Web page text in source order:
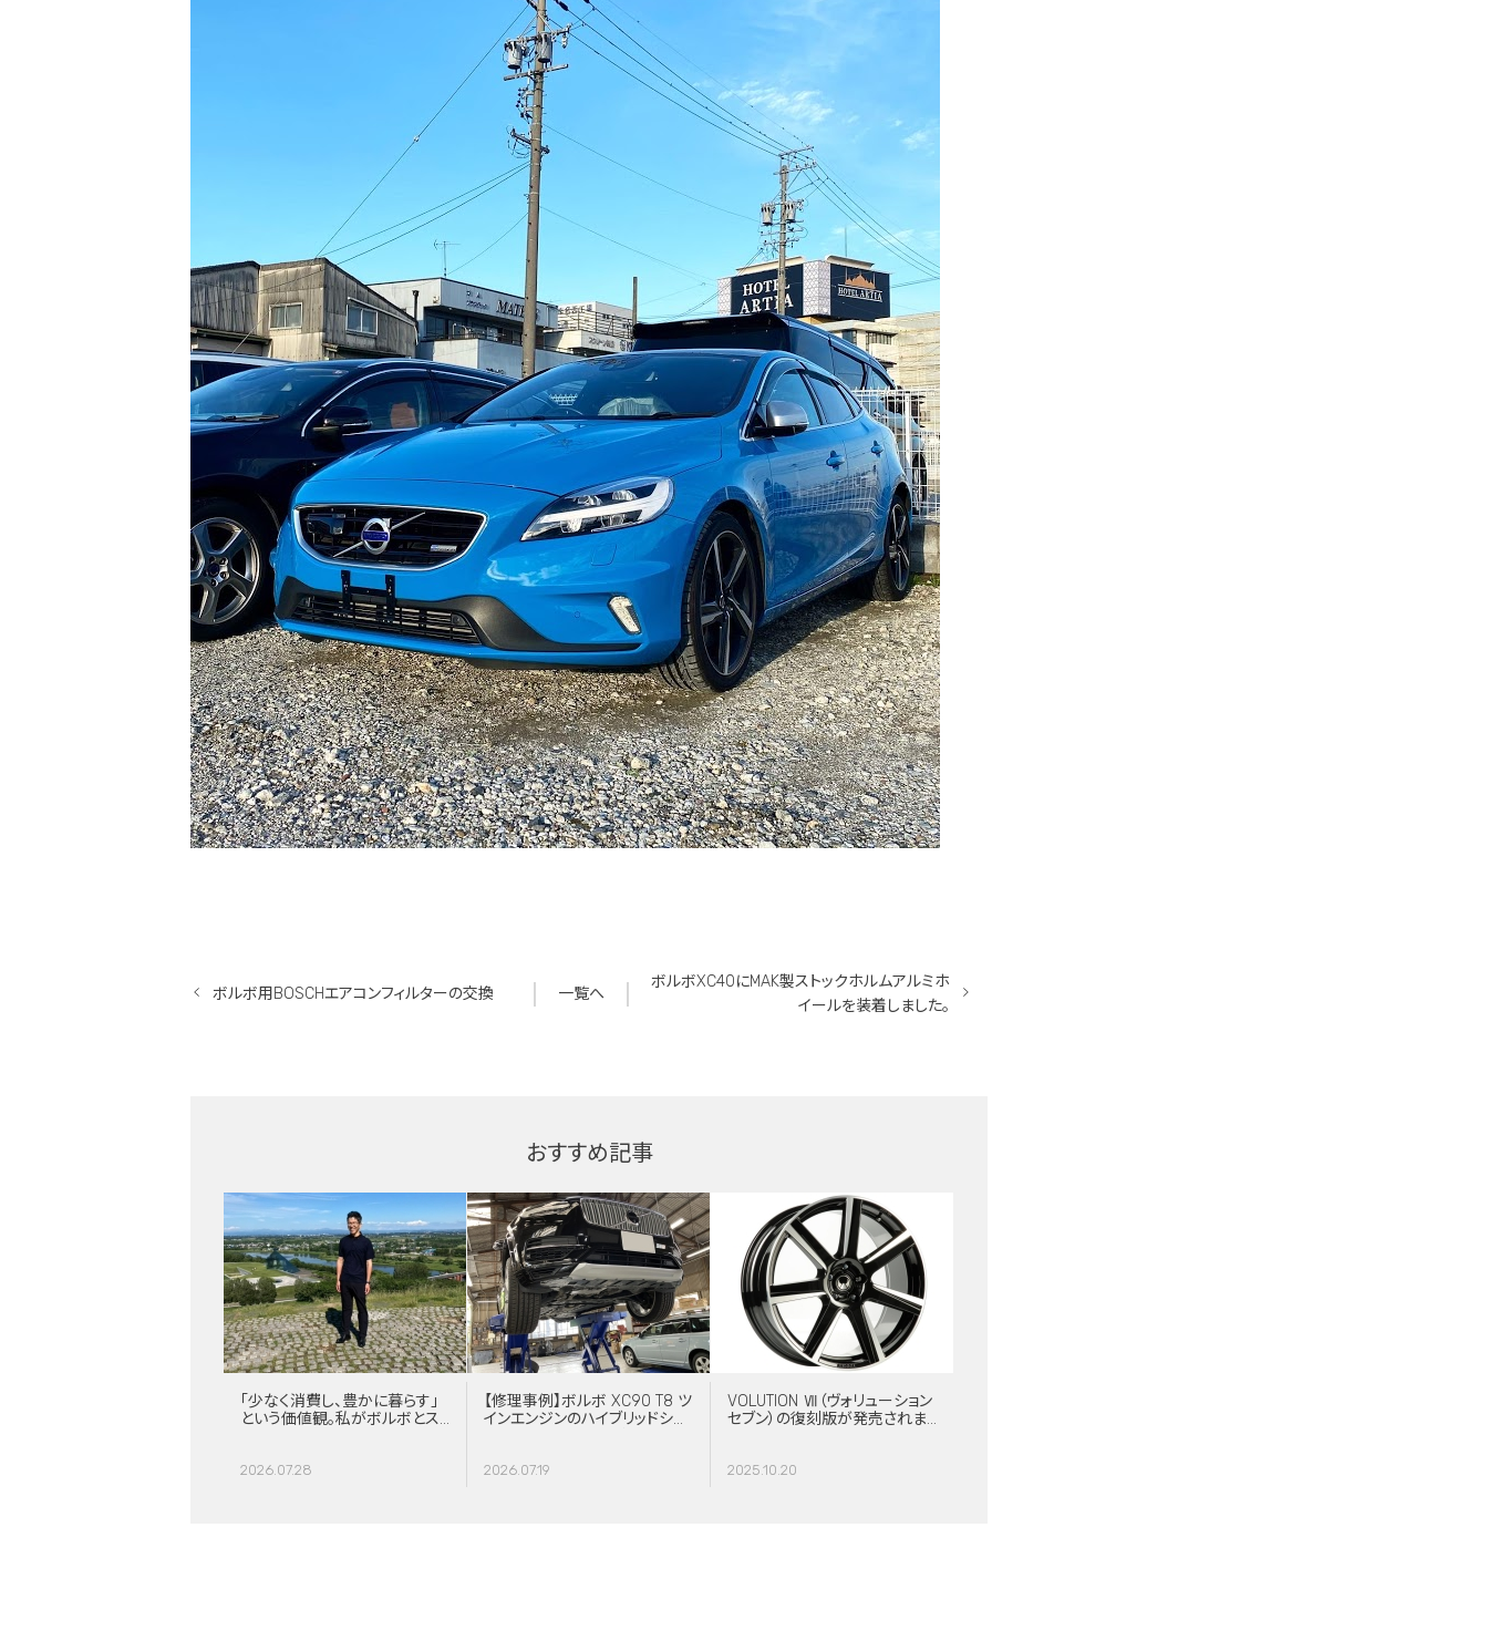
ボルボ用BOSCHエアコンフィルターの交換 一覧へ
ボルボXC40にMAK製ストックホルムアルミホ
イールを装着しました。
おすすめ記事
「少なく消費し、豊かに暮らす」
という価値観。私がボルボとス
2026.07.28
【修理事例】ボルボ XC90 T8 ツ
インエンジンのハイブリッドシス
レッサー交換
2026.07.19
VOLUTION Ⅶ（ヴォリューション
セブン）の復刻版が発売されま
2025.10.20